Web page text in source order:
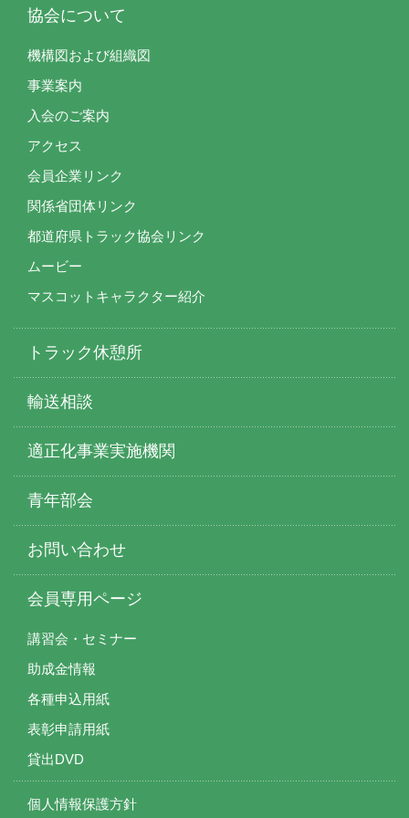
協会について
機構図および組織図
事業案内
入会のご案内
アクセス
会員企業リンク
関係省団体リンク
都道府県トラック協会リンク
ムービー
マスコットキャラクター紹介
トラック休憩所
輸送相談
適正化事業実施機関
青年部会
お問い合わせ
会員専用ページ
講習会・セミナー
助成金情報
各種申込用紙
表彰申請用紙
貸出DVD
個人情報保護方針